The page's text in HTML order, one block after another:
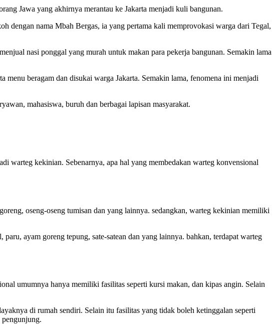
Jawa yang akhirnya merantau ke Jakarta menjadi kuli bangunan.
dengan nama Mbah Bergas, ia yang pertama kali memprovokasi warga dari Tegal,
nasi ponggal yang murah untuk makan para pekerja bangunan. Semakin lama
beragam dan disukai warga Jakarta. Semakin lama, fenomena ini menjadi
mahasiswa, buruh dan berbagai lapisan masyarakat.
warteg kekinian. Sebenarnya, apa hal yang membedakan warteg konvensional
oseng-oseng tumisan dan yang lainnya. sedangkan, warteg kekinian memiliki
ayam goreng tepung, sate-satean dan yang lainnya. bahkan, terdapat warteg
umumnya hanya memiliki fasilitas seperti kursi makan, dan kipas angin. Selain
di rumah sendiri. Selain itu fasilitas yang tidak boleh ketinggalan seperti